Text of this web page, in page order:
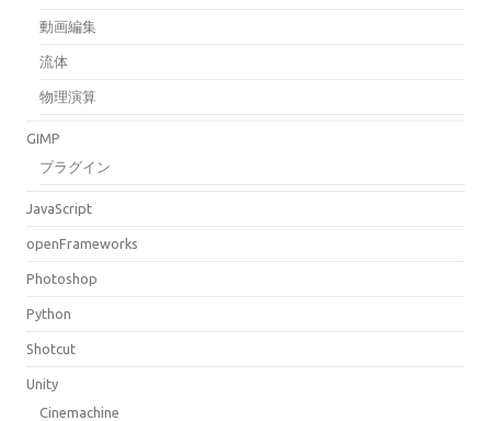
動画編集
流体
物理演算
GIMP
プラグイン
JavaScript
openFrameworks
Photoshop
Python
Shotcut
Unity
Cinemachine